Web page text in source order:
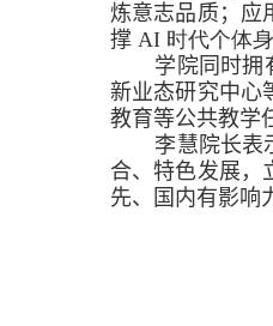
炼意志品质；应
撑 AI 时代个体
学院同时拥
新业态研究中心
教育等公共教学
李慧院长表
合、特色发展，
先、国内有影响